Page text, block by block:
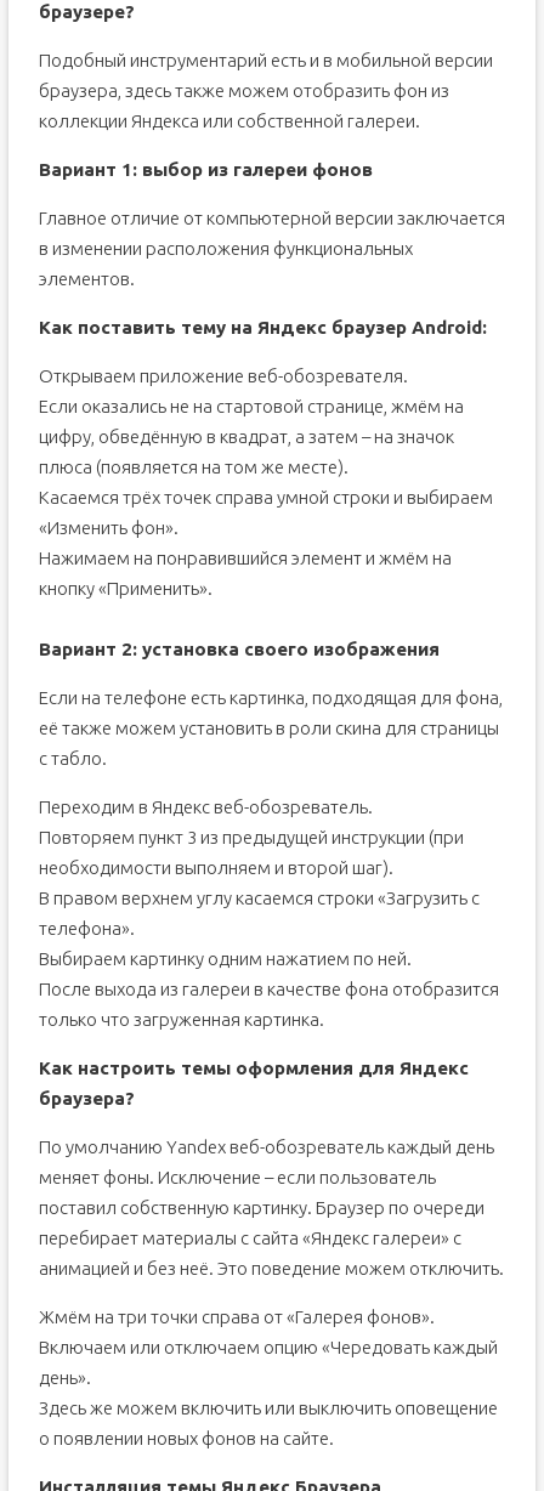
браузере?
Подобный инструментарий есть и в мобильной версии
браузера, здесь также можем отобразить фон из
коллекции Яндекса или собственной галереи.
Вариант 1: выбор из галереи фонов
Главное отличие от компьютерной версии заключается
в изменении расположения функциональных
элементов.
Как поставить тему на Яндекс браузер Android:
Открываем приложение веб-обозревателя.
Если оказались не на стартовой странице, жмём на
цифру, обведённую в квадрат, а затем – на значок
плюса (появляется на том же месте).
Касаемся трёх точек справа умной строки и выбираем
«Изменить фон».
Нажимаем на понравившийся элемент и жмём на
кнопку «Применить».
Вариант 2: установка своего изображения
Если на телефоне есть картинка, подходящая для фона,
её также можем установить в роли скина для страницы
с табло.
Переходим в Яндекс веб-обозреватель.
Повторяем пункт 3 из предыдущей инструкции (при
необходимости выполняем и второй шаг).
В правом верхнем углу касаемся строки «Загрузить с
телефона».
Выбираем картинку одним нажатием по ней.
После выхода из галереи в качестве фона отобразится
только что загруженная картинка.
Как настроить темы оформления для Яндекс
браузера?
По умолчанию Yandex веб-обозреватель каждый день
меняет фоны. Исключение – если пользователь
поставил собственную картинку. Браузер по очереди
перебирает материалы с сайта «Яндекс галереи» с
анимацией и без неё. Это поведение можем отключить.
Жмём на три точки справа от «Галерея фонов».
Включаем или отключаем опцию «Чередовать каждый
день».
Здесь же можем включить или выключить оповещение
о появлении новых фонов на сайте.
Инсталляция темы Яндекс Браузера